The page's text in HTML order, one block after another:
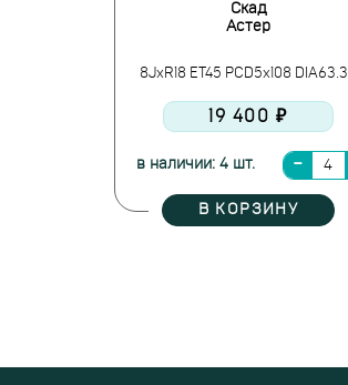
Скад
Астер
8JxR18 ET45 PCD5x108
19 400 ₽
в наличии: 4 шт.
В КОРЗИНУ